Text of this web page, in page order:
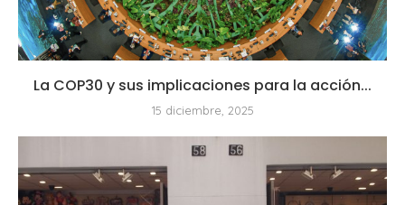
La COP30 y sus implicaciones para la acción...
15 diciembre, 2025